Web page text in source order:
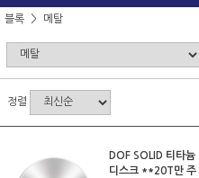
블록 메탈
정렬
DOF SOLID 티타늄
디스크 **20T만 주